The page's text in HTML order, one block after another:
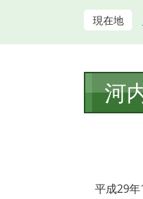
文
河
平成29年